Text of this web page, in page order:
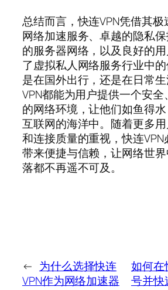
总结而言，快连VPN凭借其
网络加速服务、卓越的隐私
的服务器网络，以及良好的
了虚拟私人网络服务行业中
是在国外出行，还是在日常
VPN都能为用户提供一个安全
的网络环境，让他们如鱼得
互联网的海洋中。随着更多
和连接质量的重视，快连VPN
带来便捷与信赖，让网络世
落都不再遥不可及。
← 为什么选择快连
VPN作为网络加速器
如何在
号并快